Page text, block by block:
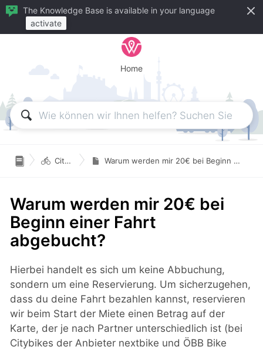
The Knowledge Base is available in your language
activate
Home
 Citybikes Warum werden mir 20€ bei Beginn einer Fahrt abgebucht?
Warum werden mir 20€ bei
Beginn einer Fahrt
abgebucht?
Hierbei handelt es sich um keine Abbuchung,
sondern um eine Reservierung. Um sicherzugehen,
dass du deine Fahrt bezahlen kannst, reservieren
wir beim Start der Miete einen Betrag auf der
Karte, der je nach Partner unterschiedlich ist (bei
Citybikes der Anbieter nextbike und ÖBB Bike